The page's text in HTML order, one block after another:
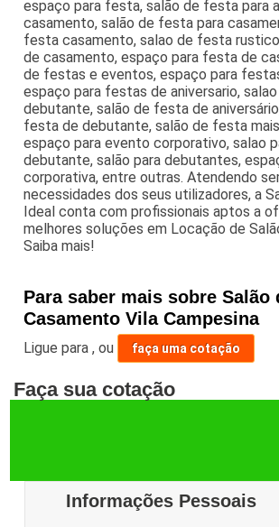
espaço para festa, salão de festa para
casamento, salão de festa para
festa casamento, salao de festa
de casamento, espaço para festa de
de festas e eventos, espaço para
espaço para festas de aniversario,
debutante, salão de festa de
festa de debutante, salão de festa
espaço para evento corporativo, salao
debutante, salão para debutantes,
corporativa, entre outras. Atendendo
necessidades dos seus utilizadores, a
Ideal conta com profissionais aptos a
melhores soluções em Locação de
Saiba mais!
Para saber mais sobre Salão
Casamento Vila Campesina
Ligue para,ou faça uma cotação
Faça sua cotação
Informações Pessoais